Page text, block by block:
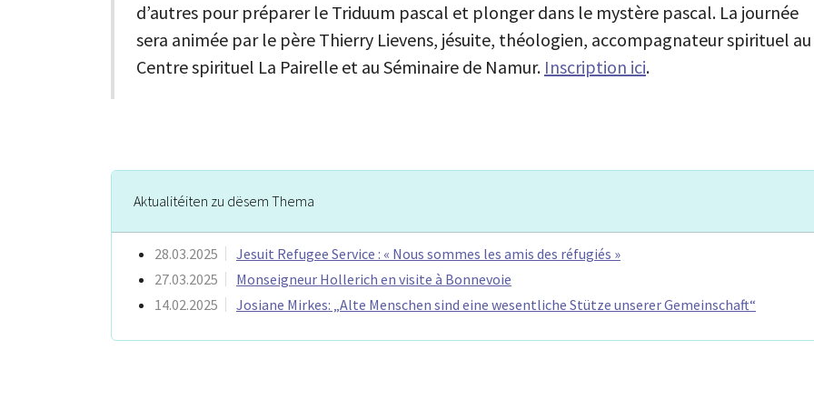
d’autres pour préparer le Triduum pascal et plonger dans le mystère pascal. La journée
sera animée par le père Thierry Lievens, jésuite, théologien, accompagnateur spirituel au
Centre spirituel La Pairelle et au Séminaire de Namur. Inscription ici.
Aktualitéiten zu dësem Thema
28.03.2025
Jesuit Refugee Service : « Nous sommes les amis des réfugiés »
27.03.2025
Monseigneur Hollerich en visite à Bonnevoie
14.02.2025
Josiane Mirkes: „Alte Menschen sind eine wesentliche Stütze unserer Gemeinschaft“